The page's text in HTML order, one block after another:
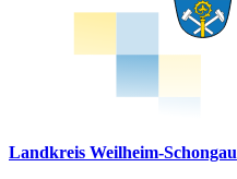
Landkreis Weilheim-Schongau